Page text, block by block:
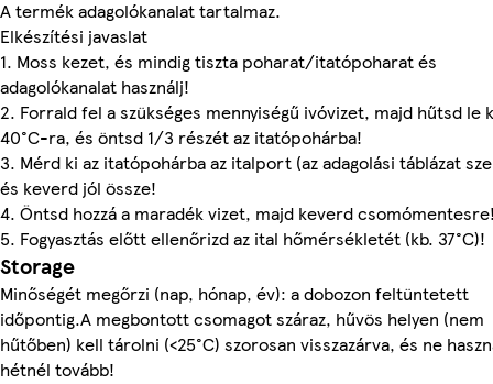
A termék adagolókanalat tartalmaz.
Elkészítési javaslat
1. Moss kezet, és mindig tiszta poharat/itatópoharat és
adagolókanalat használj!
2. Forrald fel a szükséges mennyiségű ivóvizet, majd hűtsd le
40°C-ra, és öntsd 1/3 részét az itatópohárba!
3. Mérd ki az itatópohárba az italport (az adagolási táblázat
és keverd jól össze!
4. Öntsd hozzá a maradék vizet, majd keverd
5. Fogyasztás előtt ellenőrizd az ital hőmérsékletét (kb. 37°C)!
Storage
Minőségét megőrzi (nap, hónap, év): a dobozon feltüntetett
időpontig.A megbontott csomagot száraz, hűvös helyen (nem
hűtőben) kell tárolni (<25°C) szorosan visszazárva, és ne
hétnél tovább!